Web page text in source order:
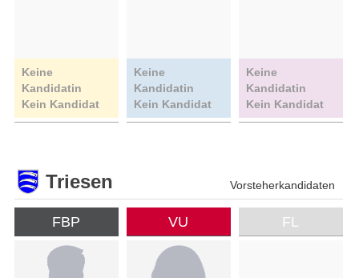
Keine
Kandidatin
Kein Kandidat
Keine
Kandidatin
Kein Kandidat
Keine
Kandidatin
Kein Kandidat
Triesen Vorsteherkandidaten
FBP VU FL